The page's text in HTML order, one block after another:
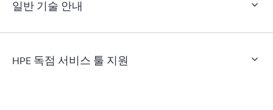
일반 기술 안내
HPE 독점 서비스 툴 지원